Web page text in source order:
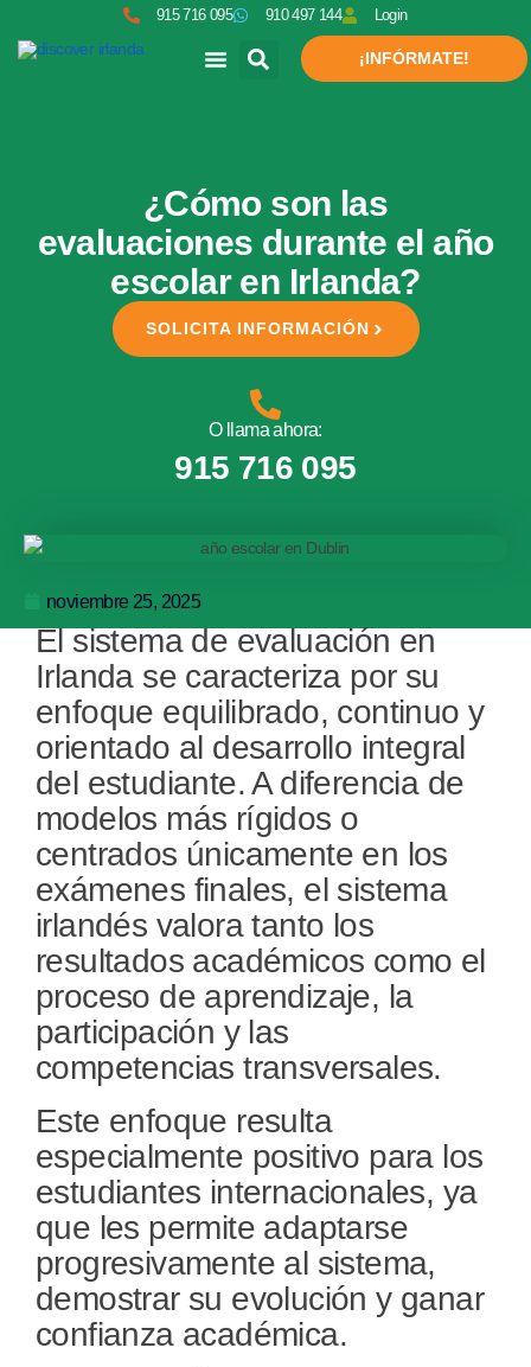
915 716 095 910 497 144 Login
¡INFÓRMATE!
¿Cómo son las
evaluaciones durante el año
escolar en Irlanda?
SOLICITA INFORMACIÓN
O llama ahora:
915 716 095
noviembre 25, 2025
El sistema de evaluación en
Irlanda se caracteriza por su
enfoque equilibrado, continuo y
orientado al desarrollo integral
del estudiante. A diferencia de
modelos más rígidos o
centrados únicamente en los
exámenes finales, el sistema
irlandés valora tanto los
resultados académicos como el
proceso de aprendizaje, la
participación y las
competencias transversales.
Este enfoque resulta
especialmente positivo para los
estudiantes internacionales, ya
que les permite adaptarse
progresivamente al sistema,
demostrar su evolución y ganar
confianza académica.